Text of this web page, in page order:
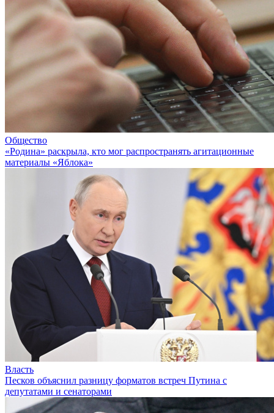
Общество
«Родина» раскрыла, кто мог распространять агитационные
материалы «Яблока»
Власть
Песков объяснил разницу форматов встреч Путина с
депутатами и сенаторами